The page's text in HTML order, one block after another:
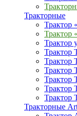
Тракторные
Трактор
Трактор
Трактор
Трактор
Трактор
Трактор
Трактор
Трактор
Трактор
Тракторные